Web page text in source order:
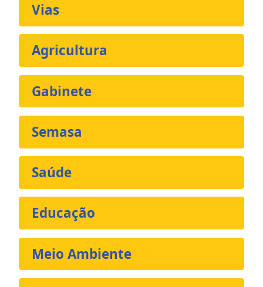
Vias
Agricultura
Gabinete
Semasa
Saúde
Educação
Meio Ambiente